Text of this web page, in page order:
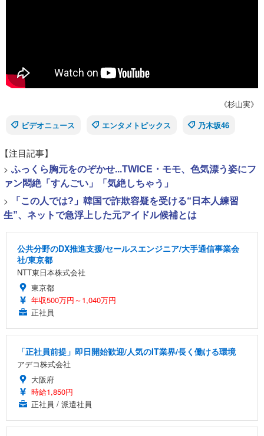
《杉山実》
ビデオニュース
エンタメトピックス 乃木坂46
【注目記事】
> ふっくら胸元をのぞかせ...TWICE・モモ、色気漂う姿にフ
ァン悶絶「すんごい」「気絶しちゃう」
>
「この人では?」韓国で詐欺容疑を受ける“日本人練習
生”、ネットで急浮上した元アイドル候補とは
公共分野のDX推進支援/セールスエンジニア/大手通信事業会
社/東京都
NTT東日本株式会社
東京都
年収500万円～1,040万円
正社員
「正社員前提」即日開始歓迎/人気のIT業界/長く働ける環境
アデコ株式会社
大阪府
時給1,850円
正社員 / 派遣社員